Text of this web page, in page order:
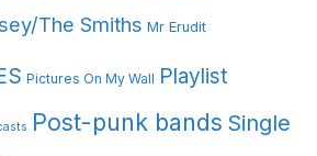
The Smiths Mr Erudit
Pictures On My Wall Playlist
Post-punk bands Single